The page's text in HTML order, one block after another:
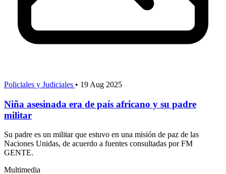
Policiales y Judiciales • 19 Aug 2025
Niña asesinada era de país africano y su padre
militar
Su padre es un militar que estuvo en una misión de paz de las
Naciones Unidas, de acuerdo a fuentes consultadas por FM
GENTE.
Multimedia